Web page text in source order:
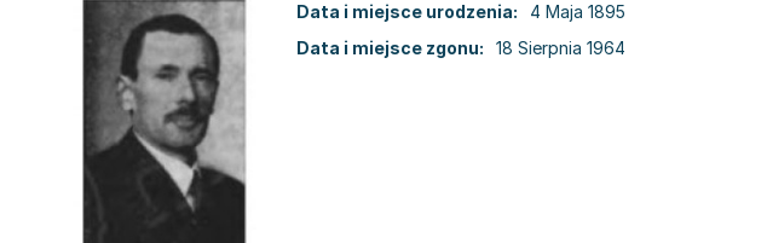
Data i miejsce urodzenia:
4 Maja 1895
Data i miejsce zgonu:
18 Sierpnia 1964